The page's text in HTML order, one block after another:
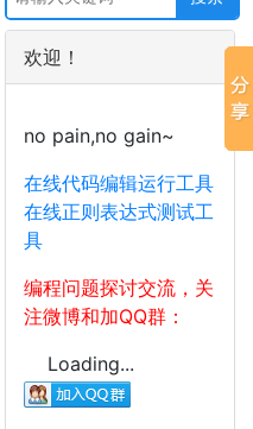
欢迎！
no pain,no gain~
在线代码编辑运行工具
在线正则表达式测试工
具
编程问题探讨交流，关
注微博和加QQ群：
Loading...